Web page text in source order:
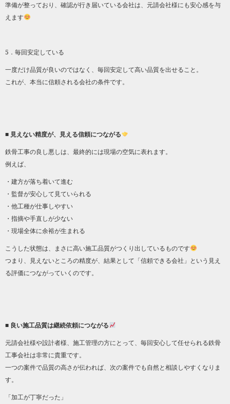
準備が整っており、確認が行き届いている会社は、元請会社様にも安心感を与
えます
5．毎回安定している
一度だけ品質が良いのではなく、毎回安定して高い品質を出せること。
これが、本当に信頼される会社の条件です。
■ 見えない精度が、見える信頼につながる
鉄骨工事の良し悪しは、最終的には現場の空気に表れます。
例えば、
・建方が落ち着いて進む
・監督が安心して見ていられる
・他工種が仕事しやすい
・指摘や手直しが少ない
・現場全体に余裕が生まれる
こうした状態は、まさに高い施工品質がつくり出しているものです
つまり、見えないところの精度が、結果として「信頼できる会社」という見え
る評価につながっていくのです。
■ 良い施工品質は継続依頼につながる
元請会社様や設計者様、施工管理の方にとって、毎回安心して任せられる鉄骨
工事会社は非常に貴重です。
一つの案件で品質の高さが伝われば、次の案件でも自然と相談しやすくなりま
す。
「加工が丁寧だった」